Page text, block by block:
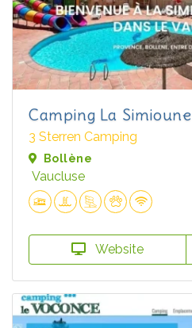
Camping La Simioune
3 Sterren Camping
Bollène
Vaucluse
Website